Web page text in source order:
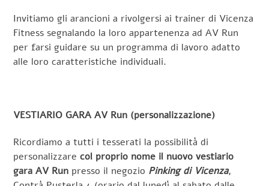
Invitiamo gli arancioni a rivolgersi ai trainer di Vicenza
Fitness segnalando la loro appartenenza ad AV Run
per farsi guidare su un programma di lavoro adatto
alle loro caratteristiche individuali.
VESTIARIO GARA AV Run (personalizzazione)
Ricordiamo a tutti i tesserati la possibilità di
personalizzarecol proprio nome il nuovo vestiario
gara AV Run presso il negozio Pinking di Vicenza,